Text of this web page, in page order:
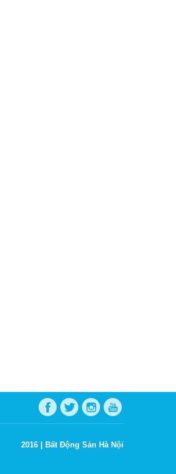
2016 | Bất Động Sản Hà Nội